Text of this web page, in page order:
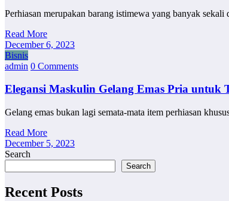
Perhiasan merupakan barang istimewa yang banyak
Read More
December 6, 2023
Bisnis
admin 0 Comments
Elegansi Maskulin Gelang Emas Pria untuk
Gelang emas bukan lagi semata-mata item perhiasan
Read More
December 5, 2023
Search
Search
Recent Posts